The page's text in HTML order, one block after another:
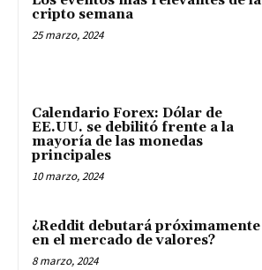
cripto semana
25 marzo, 2024
Calendario Forex: Dólar de
EE.UU. se debilitó frente a la
mayoría de las monedas
principales
10 marzo, 2024
¿Reddit debutará próximamente
en el mercado de valores?
8 marzo, 2024